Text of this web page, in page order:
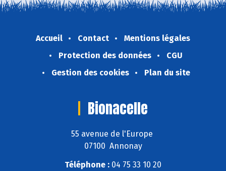
Accueil Contact
Mentions légales
Protection des données
CGU
Gestion des cookies
Plan du site
Bionacelle
55 avenue de l'Europe
07100 Annonay
Téléphone : 04 75 33 10 20